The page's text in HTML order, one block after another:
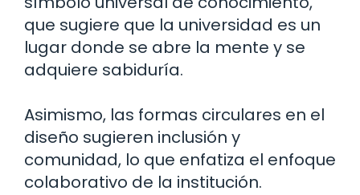
que sugiere que la universidad es un
lugar donde se abre la mente y se
adquiere sabiduría.
Asimismo, las formas circulares en el
diseño sugieren inclusión y
comunidad, lo que enfatiza el enfoque
colaborativo de la institución.